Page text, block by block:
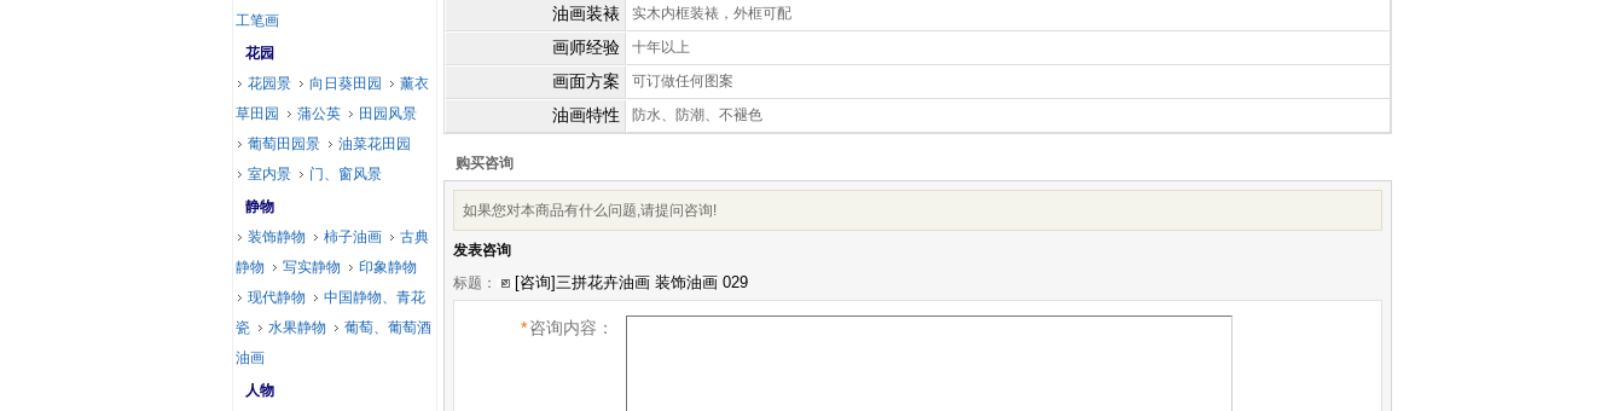
油画装裱 实木内框装裱，外框可配
画师经验 十年以上
画面方案 可订做任何图案
油画特性 防水、防潮、不褪色
购买咨询
如果您对本商品有什么问题,请提问咨询!
发表咨询
标题：
*咨询内容：
工笔画
花园
花园景
向日葵田园
薰衣
草田园
蒲公英
田园风景
葡萄田园景
油菜花田园
室内景
门、窗风景
静物
装饰静物
柿子油画
古典
静物
写实静物
印象静物
现代静物
中国静物、青花
瓷
水果静物
葡萄、葡萄酒
油画
人物